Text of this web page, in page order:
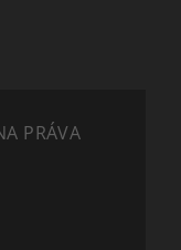
PRÁVA